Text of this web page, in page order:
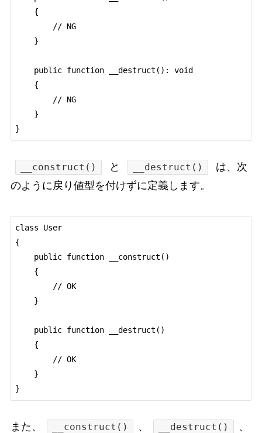
}
__construct() と __destruct()
は、次
のように戻り値型を付けずに定義します。
class User
{
}
また、 __construct() 、 __destruct() 、